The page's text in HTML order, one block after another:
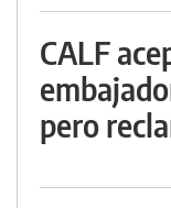
CALF
pero